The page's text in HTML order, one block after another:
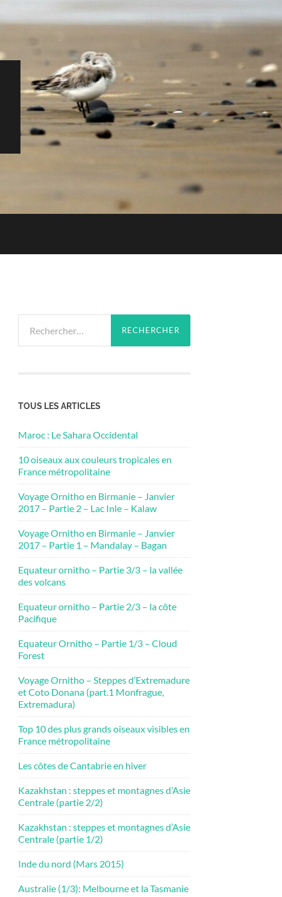
TOUS LES ARTICLES
Maroc : Le Sahara Occidental
10 oiseaux aux couleurs tropicales en
France métropolitaine
Voyage Ornitho en Birmanie – Janvier
2017 – Partie 2 – Lac Inle – Kalaw
Voyage Ornitho en Birmanie – Janvier
2017 – Partie 1 – Mandalay – Bagan
Equateur ornitho – Partie 3/3 – la vallée
des volcans
Equateur ornitho – Partie 2/3 – la côte
Pacifique
Equateur Ornitho – Partie 1/3 – Cloud
Forest
Voyage Ornitho – Steppes d’Extremadure
et Coto Donana (part.1 Monfrague,
Extremadura)
Top 10 des plus grands oiseaux visibles en
France métropolitaine
Les côtes de Cantabrie en hiver
Kazakhstan : steppes et montagnes d’Asie
Centrale (partie 2/2)
Kazakhstan : steppes et montagnes d’Asie
Centrale (partie 1/2)
Inde du nord (Mars 2015)
Australie (1/3): Melbourne et la Tasmanie